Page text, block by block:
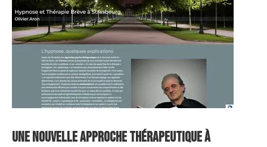
Une nouvelle approche thérapeutique à